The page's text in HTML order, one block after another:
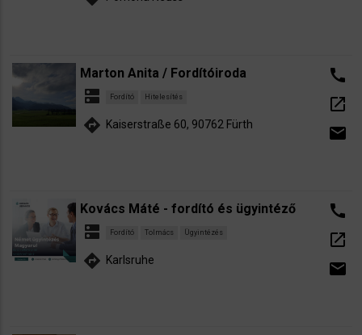
Marton Anita / Fordítóiroda
dns Fordító Hitelesítés
directions Kaiserstraße 60, 90762 Fürth
call
open_in_new
email
Kovács Máté - fordító és ügyintéző
dns Fordító Tolmács Ügyintézés
directions Karlsruhe
call
open_in_new
email